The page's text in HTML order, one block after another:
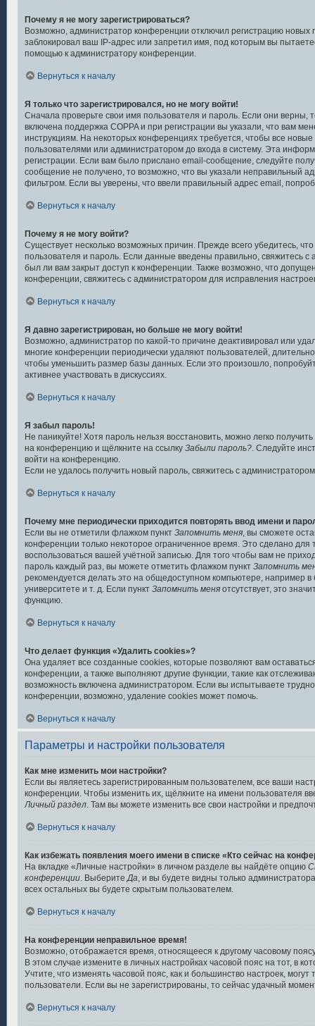
Почему я не могу зарегистрироваться?
Возможно, администратор конференции отключил регистрацию новых
заблокировал ваш IP-адрес или запретил имя, под которым вы
помощью к администратору конференции.
Вернуться к началу
Я только что зарегистрировался, но не могу войти!
Сначала проверьте свои имя пользователя и пароль. Если они верны,
включена поддержка COPPA и при регистрации вы указали, что вам
инструкциям. На некоторых конференциях требуется, чтобы все
пользователями или администратором до входа в систему. Эта
регистрации. Если вам было прислано email-сообщение, следуйте
сообщение не получено, то возможно, что вы указали неправильный
фильтром. Если вы уверены, что ввели правильный адрес email,
Вернуться к началу
Почему я не могу войти?
Существует несколько возможных причин. Прежде всего убедитесь,
пользователя и пароль. Если данные введены правильно, свяжитесь
был ли вам закрыт доступ к конференции. Также возможно, что
конференции, свяжитесь с администратором для исправления
Вернуться к началу
Я давно зарегистрирован, но больше не могу войти!
Возможно, администратор по какой-то причине деактивировал или
многие конференции периодически удаляют пользователей,
чтобы уменьшить размер базы данных. Если это произошло,
активнее участвовать в дискуссиях.
Вернуться к началу
Я забыл пароль!
Не паникуйте! Хотя пароль нельзя восстановить, можно легко
на конференцию и щёлкните на ссылку Забыли пароль?. Следуйте
войти на конференцию.
Если не удалось получить новый пароль, свяжитесь с
Вернуться к началу
Почему мне периодически приходится повторять ввод имени и
Если вы не отметили флажком пункт Запомнить меня, вы сможете
конференции только некоторое ограниченное время. Это сделано для
воспользоваться вашей учётной записью. Для того чтобы вам не
пароль каждый раз, вы можете отметить флажком пункт Запомнить
рекомендуется делать это на общедоступном компьютере, например в
университете и т. д. Если пункт Запомнить меня отсутствует, это
функцию.
Вернуться к началу
Что делает функция «Удалить cookies»?
Она удаляет все созданные cookies, которые позволяют вам
конференции, а также выполняют другие функции, такие как
возможность включена администратором. Если вы испытываете
конференции, возможно, удаление cookies может помочь.
Вернуться к началу
Параметры и настройки пользователя
Как мне изменить мои настройки?
Если вы являетесь зарегистрированным пользователем, все ваши
конференции. Чтобы изменить их, щёлкните на имени пользователя
Личный раздел. Там вы можете изменить все свои настройки и
Вернуться к началу
Как избежать появления моего имени в списке «Кто сейчас на
На вкладке «Личные настройки» в личном разделе вы найдёте опцию
конференции. ВыберитеДа, и вы будете видны только
всех остальных вы будете скрытым пользователем.
Вернуться к началу
На конференции неправильное время!
Возможно, отображается время, относящееся к другому часовому
В этом случае измените в личных настройках часовой пояс на тот, в
Учтите, что изменять часовой пояс, как и большинство настроек, могут
пользователи. Если вы не зарегистрированы, то сейчас удачный
Вернуться к началу